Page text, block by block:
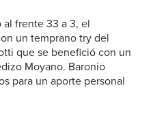
al frente 33 a 3, el
un temprano try del
que se benefició con un
Moyano. Baronio
para un aporte personal